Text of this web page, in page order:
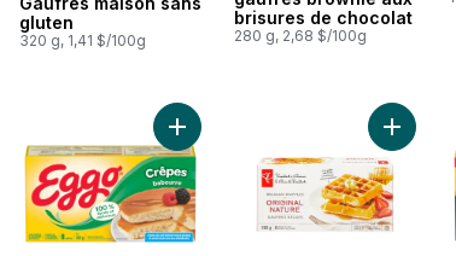
gluten
320 g, 1,41 $/100g
brisures de chocolat
280 g, 2,68 $/100g
Ajouter Gaufres, bleuets au panier
Ajouter Crêpes babeurre au panier
Ajouter